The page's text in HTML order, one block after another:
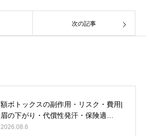
次の記事
額ボトックスの副作用・リスク・費用|
眉の下がり・代償性発汗・保険適…
2026.08.6